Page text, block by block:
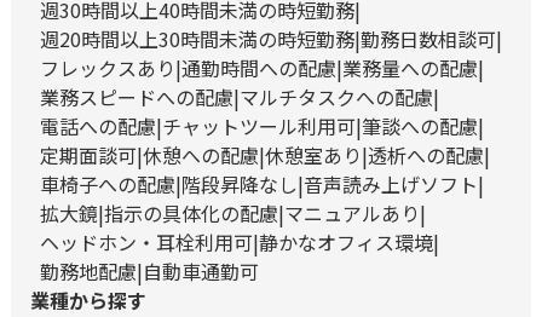
週30時間以上40時間未満の時短勤務
週20時間以上30時間未満の時短勤務 勤務日数相談可
フレックスあり 通勤時間への配慮 業務量への配慮
業務スピードへの配慮 マルチタスクへの配慮
電話への配慮 チャットツール利用可 筆談への配慮
定期面談可 休憩への配慮 休憩室あり 透析への配慮
車椅子への配慮 階段昇降なし 音声読み上げソフト
拡大鏡 指示の具体化の配慮 マニュアルあり
ヘッドホン・耳栓利用可 静かなオフィス環境
勤務地配慮 自動車通勤可
業種から探す